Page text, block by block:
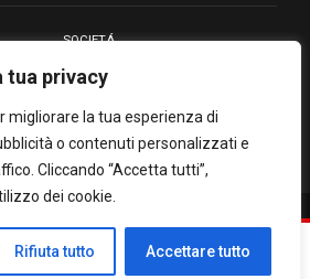
tua privacy
migliorare la tua esperienza di
o contenuti personalizzati e
Cliccando “Accetta tutti”,
dei cookie.
Rifiuta tutto Accettare tutto
SOCIETÁ
GIUBILEO
MEDIA
Email
Condividi